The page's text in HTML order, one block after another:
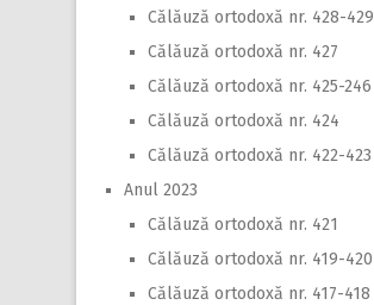
Călăuză ortodoxă nr. 428-429
Călăuză ortodoxă nr. 427
Călăuză ortodoxă nr. 425-246
Călăuză ortodoxă nr. 424
Călăuză ortodoxă nr. 422-423
Anul 2023
Călăuză ortodoxă nr. 421
Călăuză ortodoxă nr. 419-420
Călăuză ortodoxă nr. 417-418